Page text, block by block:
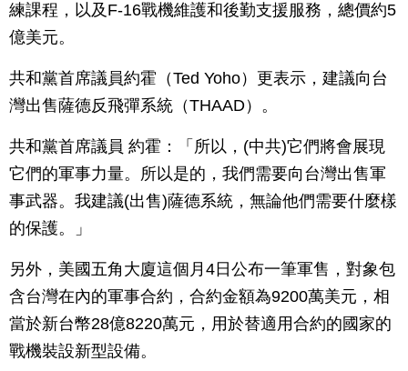
練課程，以及F-16戰機維護和後勤支援服務，總價約5
億美元。
共和黨首席議員約霍（Ted Yoho）更表示，建議向台
灣出售薩德反飛彈系統（THAAD）。
共和黨首席議員 約霍：「所以，(中共)它們將會展現
它們的軍事力量。所以是的，我們需要向台灣出售軍
事武器。我建議(出售)薩德系統，無論他們需要什麼樣
的保護。」
另外，美國五角大廈這個月4日公布一筆軍售，對象包
含台灣在內的軍事合約，合約金額為9200萬美元，相
當於新台幣28億8220萬元，用於替適用合約的國家的
戰機裝設新型設備。